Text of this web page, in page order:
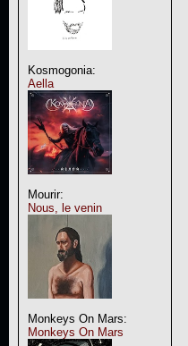
Kosmogonia:
Aella
Mourir:
Nous, le venin
Monkeys On Mars:
Monkeys On Mars